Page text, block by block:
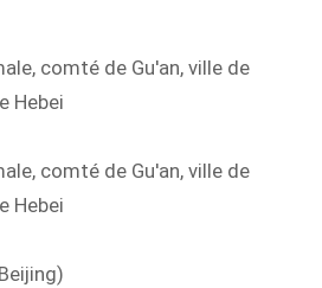
comté de Gu'an, ville de
Hebei
comté de Gu'an, ville de
Hebei